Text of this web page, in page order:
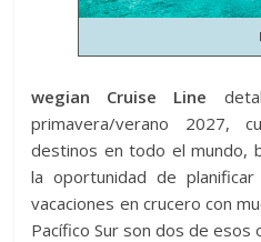
wegian Cruise Line
primavera/verano 2027,
destinos en todo el mundo,
la oportunidad de
vacaciones en crucero con
Pacífico Sur son dos de esos